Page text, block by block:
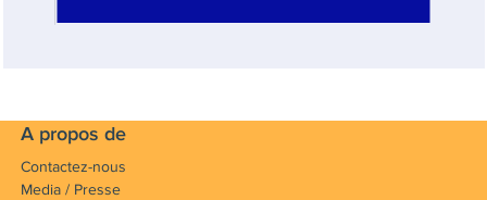
A propos de
Contactez-nous
Media / Presse